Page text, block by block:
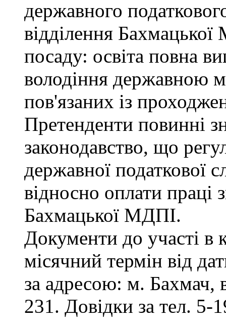
державного
відділення
посаду: освіта повна
володіння державною
пов'язаних із
Претенденти повинні
законодавство, що
державної податкової
відносно оплати праці
Бахмацької МДПІ.
Документи до участі в
місячний термін від
за адресою: м. Бахмач,
231. Довідки за тел. 5-